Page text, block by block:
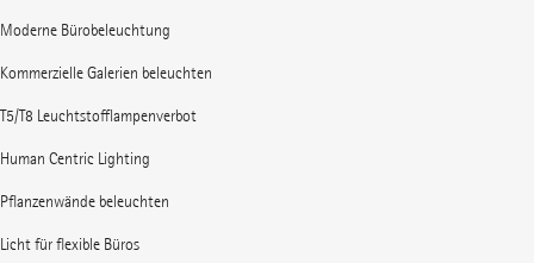
Moderne Bürobeleuchtung
Kommerzielle Galerien beleuchten
T5/T8 Leuchtstofflampenverbot
Human Centric Lighting
Pflanzenwände beleuchten
Licht für flexible Büros